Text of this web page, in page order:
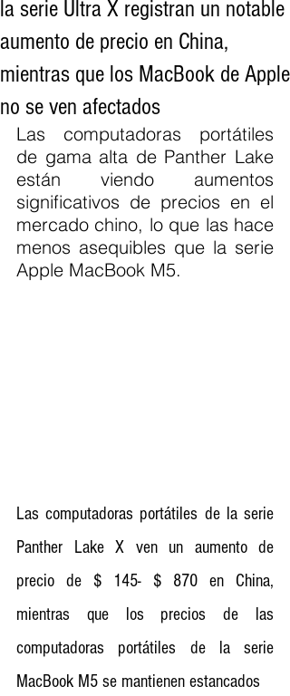
la serie Ultra X registran un notable
aumento de precio en China,
mientras que los MacBook de Apple
no se ven afectados
Las computadoras portátiles
de gama alta de Panther Lake
están viendo aumentos
significativos de precios en el
mercado chino, lo que las hace
menos asequibles que la serie
Apple MacBook M5.
Las computadoras portátiles de la serie
Panther Lake X ven un aumento de
precio de $ 145- $ 870 en China,
mientras que los precios de las
computadoras portátiles de la serie
MacBook M5 se mantienen estancados